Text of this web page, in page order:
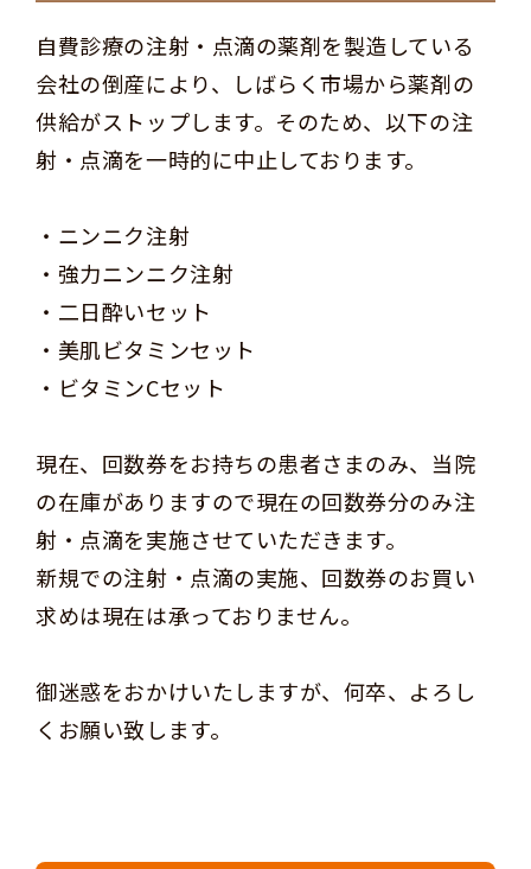
自費診療の注射・点滴の薬剤を製造している
会社の倒産により、しばらく市場から薬剤の
供給がストップします。そのため、以下の注
射・点滴を一時的に中止しております。
・ニンニク注射
・強力ニンニク注射
・二日酔いセット
・美肌ビタミンセット
・ビタミンCセット
現在、回数券をお持ちの患者さまのみ、当院
の在庫がありますので現在の回数券分のみ注
射・点滴を実施させていただきます。
新規での注射・点滴の実施、回数券のお買い
求めは現在は承っておりません。
御迷惑をおかけいたしますが、何卒、よろし
くお願い致します。